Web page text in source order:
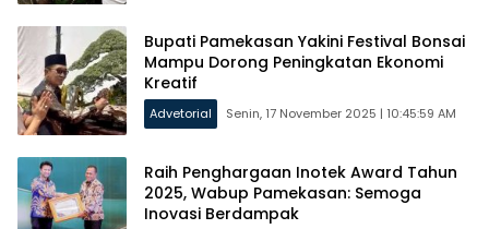
Bupati Pamekasan Yakini Festival Bonsai
Mampu Dorong Peningkatan Ekonomi
Kreatif
Advetorial Senin, 17 November 2025 | 10:45:59 AM
Raih Penghargaan Inotek Award Tahun
2025, Wabup Pamekasan: Semoga
Inovasi Berdampak